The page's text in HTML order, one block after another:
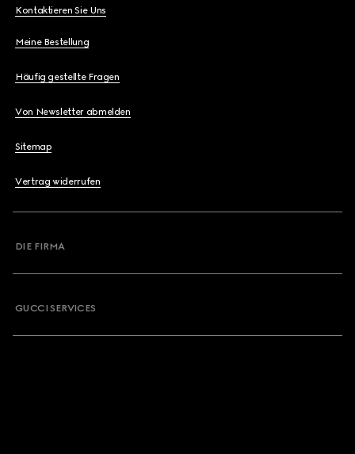
Kontaktieren Sie Uns
Meine Bestellung
Häufig gestellte Fragen
Von Newsletter abmelden
Sitemap
Vertrag widerrufen
DIE FIRMA
GUCCI SERVICES